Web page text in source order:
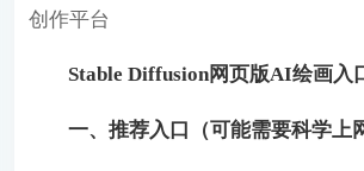
Stable Diffusion网页版AI绘画入
一、推荐入口（可能需要科学上